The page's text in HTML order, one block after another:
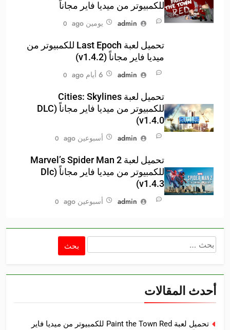
للكمبيوتر من ميديا فاير مجاناً
admin
يومين ago 0
تحميل لعبة Last Epoch للكمبيوتر من
ميديا فاير مجاناً (v1.4.2)
admin
6 أيام ago 0
تحميل لعبة Cities: Skylines
للكمبيوتر من ميديا فاير مجاناً (DLC
v1.4.0)
admin
أسبوعين ago 0
تحميل لعبة Marvel’s Spider Man 2
للكمبيوتر من ميديا فاير مجاناً (Dlc
v1.4.3)
admin
أسبوعين ago 0
البحث
أحدث المقالات
تحميل لعبة Paint the Town Red للكمبيوتر من ميديا فاير